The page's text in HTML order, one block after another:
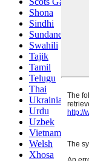
Shona
Sindhi
Sundanese
Swahili
Tajik
Tamil
Telugu
Thai
Ukrainian
Urdu
Uzbek
Vietnamese
Welsh
Xhosa